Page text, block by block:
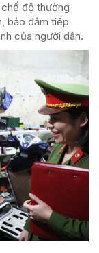
độ thường
bảo đảm tiếp
của người dân.